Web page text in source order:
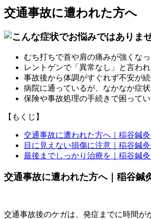
交通事故に遭われた方へ
むち打ちで首や肩の痛みが強くな
レントゲンで「異常なし」と言わ
事故後から体調がすぐれず不安が
病院に通っているが、なかなか症
保険や事故処理の手続きで困ってい
【もくじ】
交通事故に遭われた方へ｜稲谷鍼
目に見えない損傷に注意｜稲谷鍼
最後までしっかり治療を｜稲谷鍼
交通事故に遭われた方へ｜稲谷鍼
交通事故後のケガは、発症までに時間が